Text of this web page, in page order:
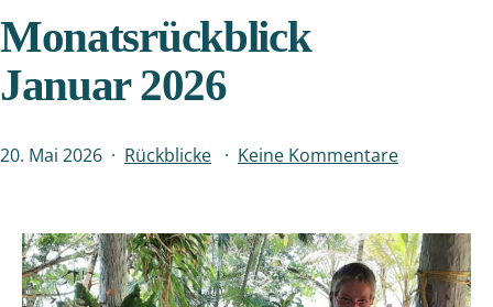
Monatsrückblick
Januar 2026
Veröffentlicht
20. Mai 2026
Kategorisiert
Rückblicke Keine Kommentarezu